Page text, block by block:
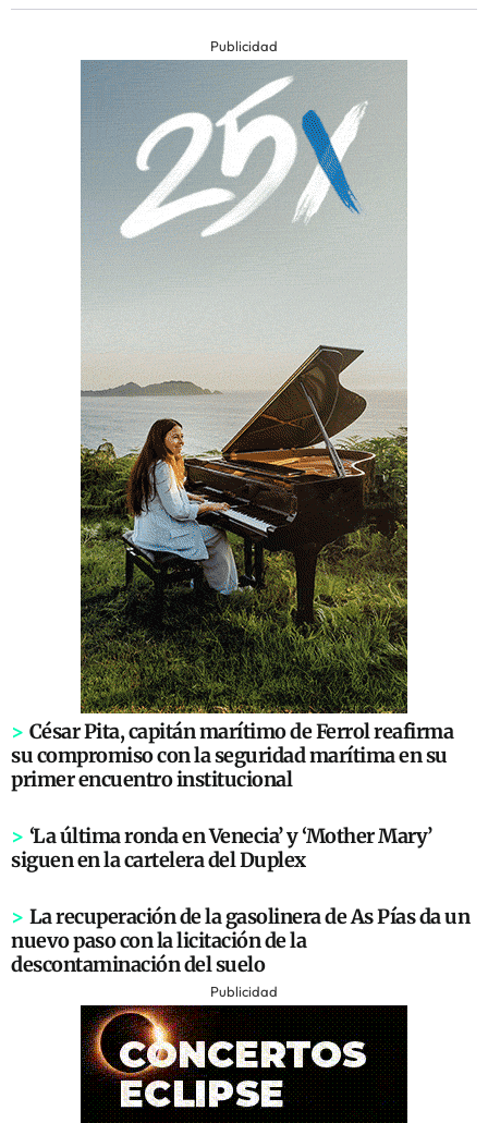
Publicidad
> César Pita, capitán marítimo de Ferrol reafirma
su compromiso con la seguridad marítima en su
primer encuentro institucional
> ‘La última ronda en Venecia’ y ‘Mother Mary’
siguen en la cartelera del Duplex
> La recuperación de la gasolinera de As Pías da un
nuevo paso con la licitación de la
descontaminación del suelo
Publicidad